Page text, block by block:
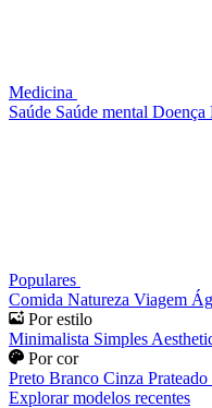
Medicina
Saúde Saúde mental Doença
Populares
Comida Natureza Viagem
Por estilo
Minimalista Simples
Por cor
Preto Branco Cinza Prateado
Explorar modelos recentes